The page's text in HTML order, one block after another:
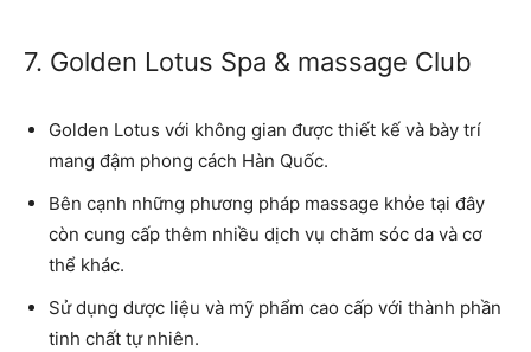
7. Golden Lotus Spa & massage Club
Golden Lotus với không gian được thiết kế và bày trí
mang đậm phong cách Hàn Quốc.
Bên cạnh những phương pháp massage khỏe tại đây
còn cung cấp thêm nhiều dịch vụ chăm sóc da và cơ
thể khác.
Sử dụng dược liệu và mỹ phẩm cao cấp với thành phần
tinh chất tự nhiên.